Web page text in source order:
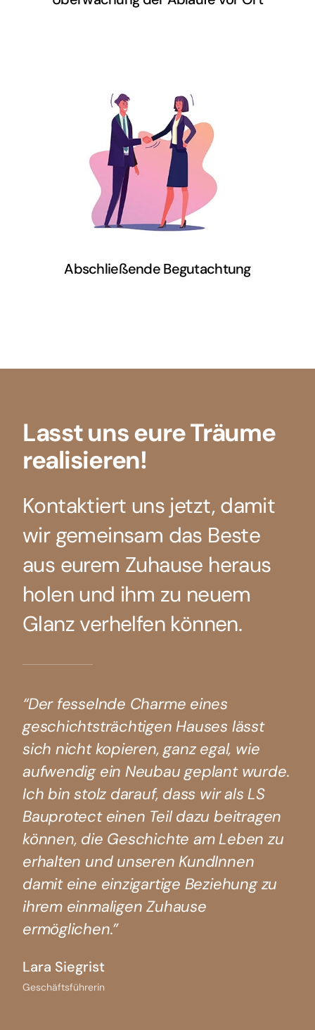
Abschließende Begutachtung
An alles gedacht? Bevor ihr einzieht
schauen wir nach, ob alles nach euren
Wünschen erledigt wurde.
Lasst uns eure Träume
realisieren!
Kontaktiert uns jetzt, damit
wir gemeinsam das Beste
aus eurem Zuhause heraus
holen und ihm zu neuem
Glanz verhelfen können.
“Der fesselnde Charme eines
geschichtsträchtigen Hauses lässt
sich nicht kopieren, ganz egal, wie
aufwendig ein Neubau geplant wurde.
Ich bin stolz darauf, dass wir als LS
Bauprotect einen Teil dazu beitragen
können, die Geschichte am Leben zu
erhalten und unseren KundInnen
damit eine einzigartige Beziehung zu
ihrem einmaligen Zuhause
ermöglichen.”
Lara Siegrist
Geschäftsführerin